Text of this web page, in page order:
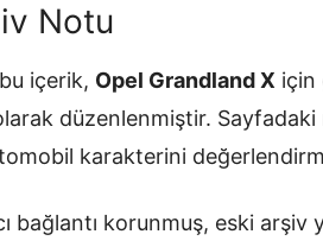
Notu
içerik, Opel Grandland X için
düzenlenmiştir.
karakterini
bağlantı korunmuş, eski arşiv